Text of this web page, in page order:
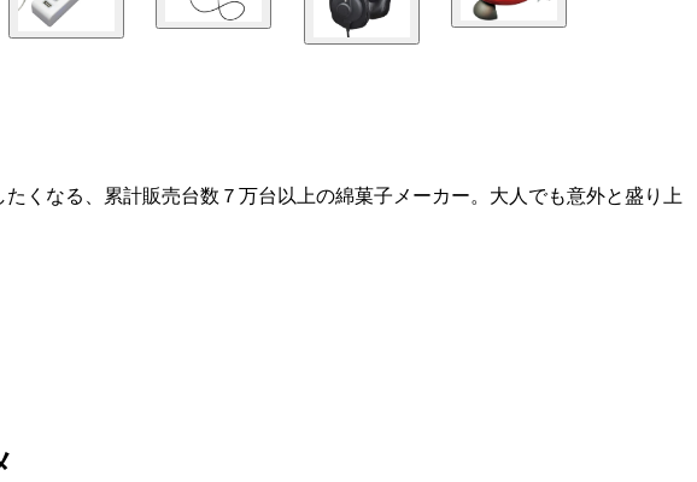
くなる、累計販売台数７万台以上の綿菓子メーカー。大人でも意外と盛り上